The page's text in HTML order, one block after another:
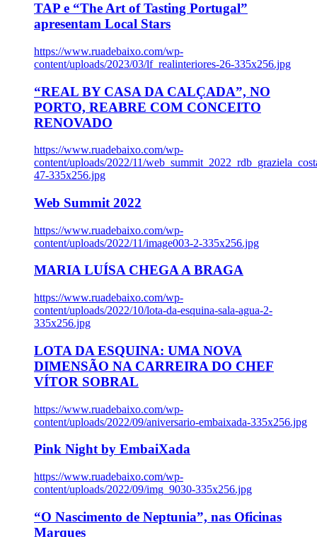
TAP e “The Art of Tasting Portugal”
apresentam Local Stars
https://www.ruadebaixo.com/wp-
content/uploads/2023/03/lf_realinteriores-26-335x256.jpg
“REAL BY CASA DA CALÇADA”, NO
PORTO, REABRE COM CONCEITO
RENOVADO
https://www.ruadebaixo.com/wp-
content/uploads/2022/11/
47-335x256.jpg
Web Summit 2022
https://www.ruadebaixo.com/wp-
content/uploads/2022/11/image003-2-335x256.jpg
MARIA LUÍSA CHEGA A BRAGA
https://www.ruadebaixo.com/wp-
content/uploads/2022/10/lota-da-esquina-sala-agua-2-
335x256.jpg
LOTA DA ESQUINA: UMA NOVA
DIMENSÃO NA CARREIRA DO CHEF
VÍTOR SOBRAL
https://www.ruadebaixo.com/wp-
content/uploads/2022/09/aniversario-embaixada-335x256.jpg
Pink Night by EmbaiXada
https://www.ruadebaixo.com/wp-
content/uploads/2022/09/img_9030-335x256.jpg
“O Nascimento de Neptunia”, nas Oficinas
Marques